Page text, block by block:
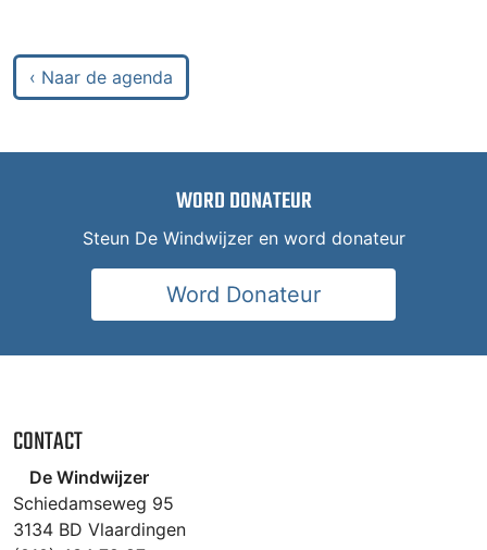
‹ Naar de agenda
WORD DONATEUR
Steun De Windwijzer en word donateur
Word Donateur
CONTACT
De Windwijzer
Schiedamseweg 95
3134 BD Vlaardingen